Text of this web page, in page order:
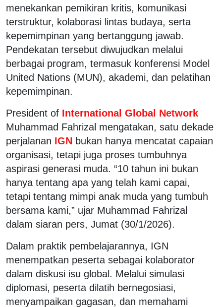
menekankan pemikiran kritis, komunikasi
terstruktur, kolaborasi lintas budaya, serta
kepemimpinan yang bertanggung jawab.
Pendekatan tersebut diwujudkan melalui
berbagai program, termasuk konferensi Model
United Nations (MUN), akademi, dan pelatihan
kepemimpinan.
President of International Global Network
Muhammad Fahrizal mengatakan, satu dekade
perjalanan IGN bukan hanya mencatat capaian
organisasi, tetapi juga proses tumbuhnya
aspirasi generasi muda. “10 tahun ini bukan
hanya tentang apa yang telah kami capai,
tetapi tentang mimpi anak muda yang tumbuh
bersama kami,” ujar Muhammad Fahrizal
dalam siaran pers, Jumat (30/1/2026).
Dalam praktik pembelajarannya, IGN
menempatkan peserta sebagai kolaborator
dalam diskusi isu global. Melalui simulasi
diplomasi, peserta dilatih bernegosiasi,
menyampaikan gagasan, dan memahami